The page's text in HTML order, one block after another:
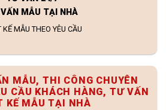
MẪU TẠI NHÀ
KẾ MẪU THEO YÊU CẦU
MẪU, THI CÔNG CHUYÊN
CẦU KHÁCH HÀNG, TƯ VẤN
KẾ MẪU TẠI NHÀ